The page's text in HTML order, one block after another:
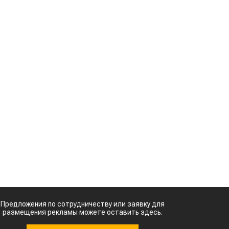
Предложения по сотрудничеству или заявку для
размещения рекламы можете оставить здесь.